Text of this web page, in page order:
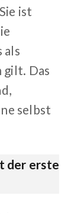
ist
als
gilt. Das
selbst
der erste